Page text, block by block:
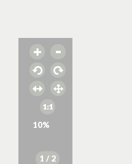
10%
1 / 2